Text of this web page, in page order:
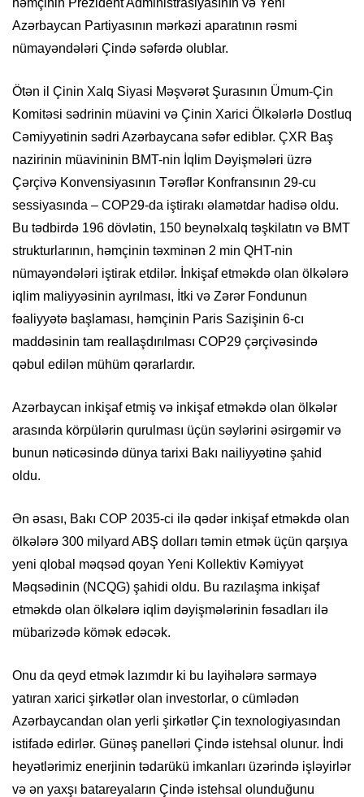
Azərbaycan Partiyasının mərkəzi aparatının rəsmi
nümayəndələri Çində səfərdə olublar.
Ötən il Çinin Xalq Siyasi Məşvərət Şurasının Ümum-Çin
Komitəsi sədrinin müavini və Çinin Xarici Ölkələrlə Dostluq
Cəmiyyətinin sədri Azərbaycana səfər ediblər. ÇXR Baş
nazirinin müavininin BMT-nin İqlim Dəyişmələri üzrə
Çərçivə Konvensiyasının Tərəflər Konfransının 29-cu
sessiyasında – COP29-da iştirakı əlamətdar hadisə oldu.
Bu tədbirdə 196 dövlətin, 150 beynəlxalq təşkilatın və BMT
strukturlarının, həmçinin təxminən 2 min QHT-nin
nümayəndələri iştirak etdilər. İnkişaf etməkdə olan ölkələrə
iqlim maliyyəsinin ayrılması, İtki və Zərər Fondunun
fəaliyyətə başlaması, həmçinin Paris Sazişinin 6-cı
maddəsinin tam reallaşdırılması COP29 çərçivəsində
qəbul edilən mühüm qərarlardır.
Azərbaycan inkişaf etmiş və inkişaf etməkdə olan ölkələr
arasında körpülərin qurulması üçün səylərini əsirgəmir və
bunun nəticəsində dünya tarixi Bakı nailiyyətinə şahid
oldu.
Ən əsası, Bakı COP 2035-ci ilə qədər inkişaf etməkdə olan
ölkələrə 300 milyard ABŞ dolları təmin etmək üçün qarşıya
yeni qlobal məqsəd qoyan Yeni Kollektiv Kəmiyyət
Məqsədinin (NCQG) şahidi oldu. Bu razılaşma inkişaf
etməkdə olan ölkələrə iqlim dəyişmələrinin fəsadları ilə
mübarizədə kömək edəcək.
Onu da qeyd etmək lazımdır ki bu layihələrə sərmayə
yatıran xarici şirkətlər olan investorlar, o cümlədən
Azərbaycandan olan yerli şirkətlər Çin texnologiyasından
istifadə edirlər. Günəş panelləri Çində istehsal olunur. İndi
heyətlərimiz enerjinin tədarükü imkanları üzərində işləyirlər
və ən yaxşı batareyaların Çində istehsal olunduğunu